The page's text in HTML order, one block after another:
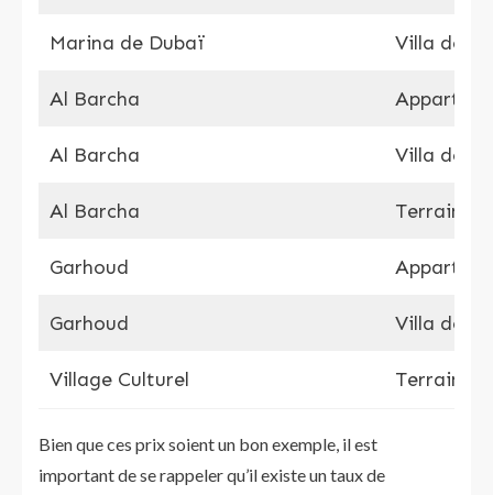
Marina de Dubaï Villa de
Al Barcha
Al Barcha Villa de
Al Barcha Terrain
Garhoud
Garhoud Villa de
Village Culturel Terrain
Bien que ces prix soient un bon exemple, il est
important de se rappeler qu’il existe un taux de